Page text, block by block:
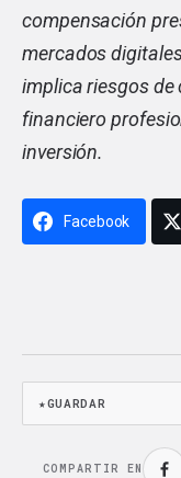
compensación
mercados
implica riesgos
financiero
inversión.
Facebook
★GUARDAR
COMPARTIR EN